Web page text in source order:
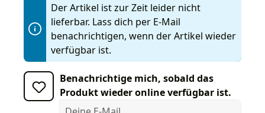
Der Artikel ist zur Zeit leider nicht
lieferbar. Lass dich per E-Mail
benachrichtigen, wenn der Artikel wieder
verfügbar ist.
Benachrichtige mich, sobald das
Produkt wieder online verfügbar ist.
Deine E-Mail